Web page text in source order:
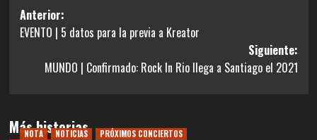
Navegación
de
entradas
Anterior:
EVENTO | 5 datos para la previa a Kreator
Siguiente:
MUNDO | Confirmado: Rock In Rio llega a Santiago el 2021
Más historias
NOTA NOTICIAS PRÓXIMOS CONCIERTOS